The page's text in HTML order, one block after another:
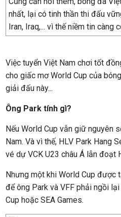
nhất, lại có tinh thần thi đấu
Iran, Iraq,... vì thế niềm tin càng
Việc tuyển Việt Nam chơi tốt
cho giấc mơ World Cup của
giải đấu này...
Ông Park tính gì?
Nếu World Cup vẫn giữ nguyên
Nam. Và vì thế, HLV Park Hang
vé dự VCK U23 châu Á lẫn đoạt
Nhưng một khi World Cup được
để ông Park và VFF phải ngồi
Cup hoặc SEA Games.